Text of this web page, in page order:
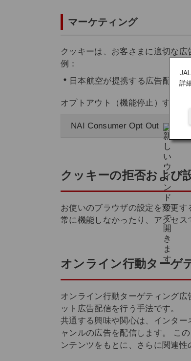
マーケティング
クッキーは、お客さまに適切な広
例：
日本航空が提携する広告配信
オプトアウト（機能停止）する
NAI Consumer Opt Out
クッキーの拒否および
お使いのブラウザの設定を変更
常に機能しなかったり、アクセス
オンライン行動ターゲ
オンライン行動ターゲティング
ット広告配信を行う手法です。
共通する興味や関心は、インタ
ャンルの広告を配信します。 こ
ンテンツをもとに、さらに関連
詳